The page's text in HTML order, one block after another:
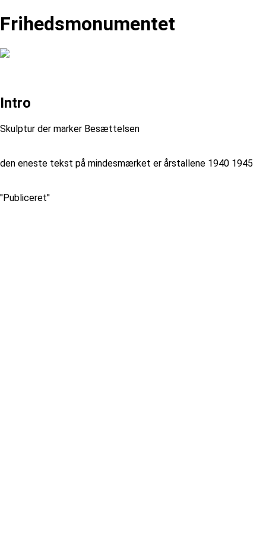
Frihedsmonumentet
Intro
Skulptur der marker Besættelsen
den eneste tekst på mindesmærket er årstallene 1940 1945
''Publiceret''